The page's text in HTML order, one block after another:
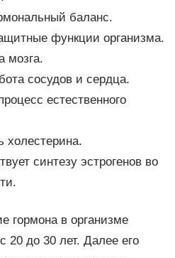
баланс.
функции организма.
мозга.
сосудов и сердца.
естественного
холестерина.
синтезу эстрогенов во
гормона в организме
до 30 лет. Далее его